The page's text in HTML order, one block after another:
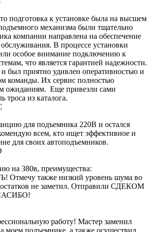
подготовка к установке была на высшем
механизма были тщательно
компании направлена на обеспечение
обслуживания. В процессе установки
особое внимание подключению к
что является гарантией надежности.
и был приятно удивлен оперативностью и
команды. Их сервис полностью
ожиданиям. Еще привезли сами
троса из каталога.
для подъемника 220В и остался
всем, кто ищет эффективное и
для своих автоподъемников.
на 380в, преимущества:
также низкий уровень шума во
не заметил. Отправили СДЕКОМ
работу! Мастер заменил
моем подъемнике, а также осуществил